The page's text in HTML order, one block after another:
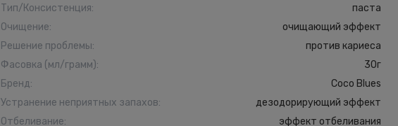
Тип/Консистенция:
паста
Очищение:
очищающий эффект
Решение проблемы:
против кариеса
Фасовка (мл/грамм):
30г
Бренд:
Coco Blues
Устранение неприятных запахов:
дезодорирующий эффект
Отбеливание:
эффект отбеливания